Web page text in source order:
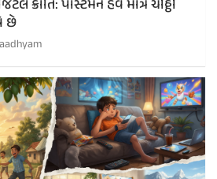
ક્રાંતિ: પોસ્ટમેન હવે માત્ર ચીઠ્ઠી
છે